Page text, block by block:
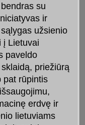
su
ir
užsienio
į Lietuvai
paveldo
priežiūrą
pat rūpintis
erdvę ir
lietuviams